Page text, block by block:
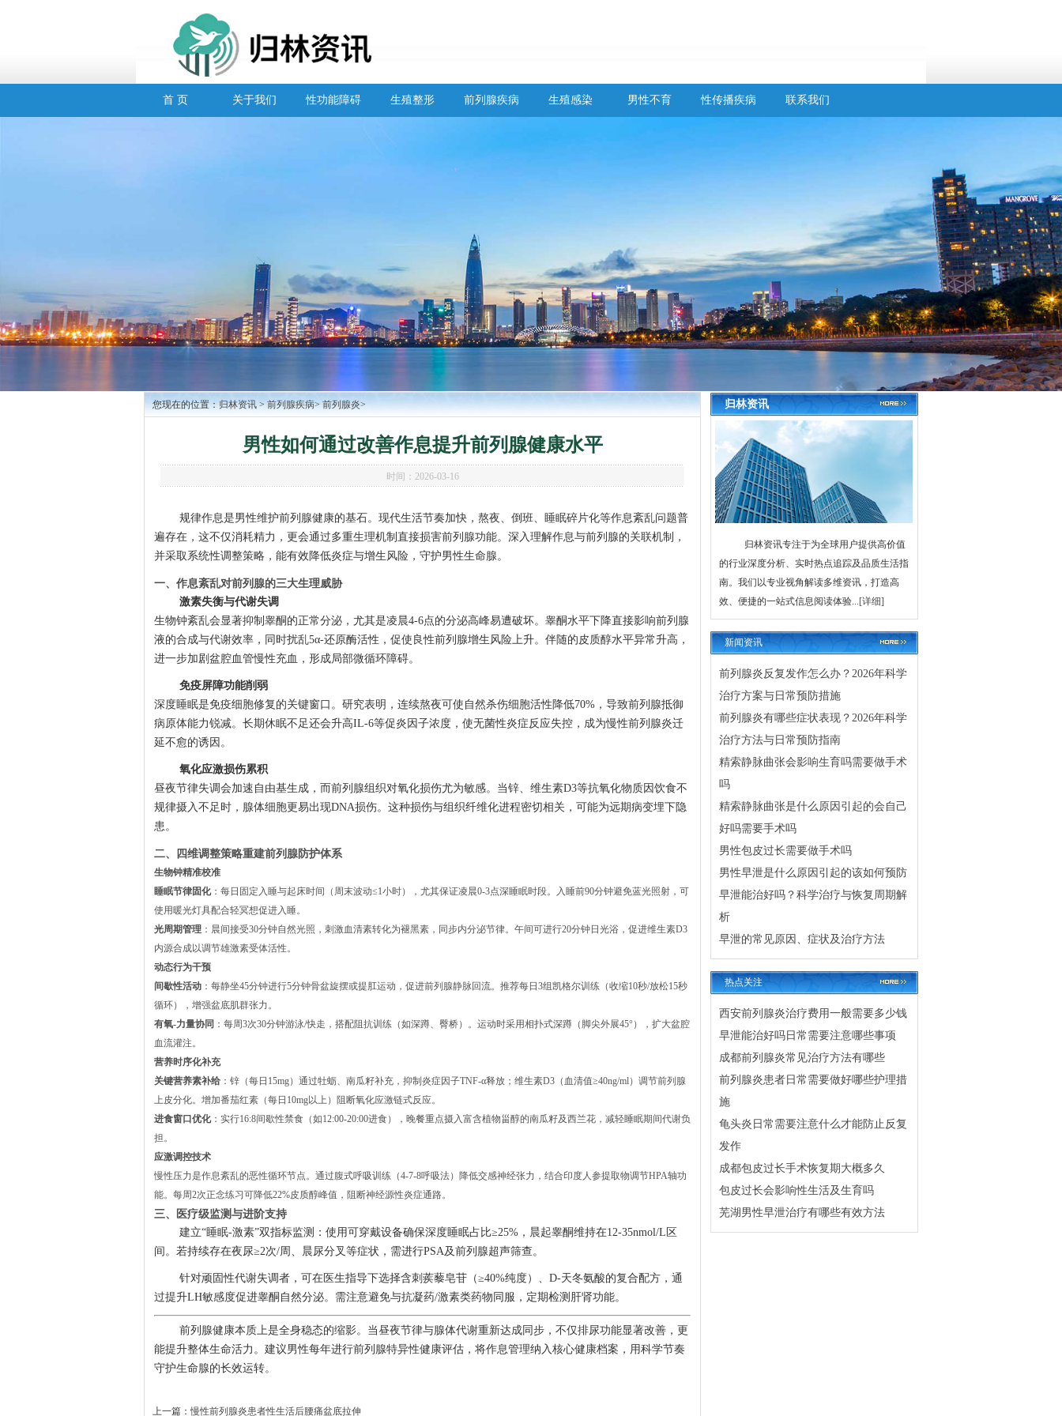
首 页 关于我们 性功能障碍 生殖整形 前列腺疾病 生殖感染 男性不育 性传播疾病 联系我们
您现在的位置： 归林资讯>前列腺疾病>前列腺炎>
男性如何通过改善作息提升前列腺健康水平
时间：2026-03-16
规律作息是男性维护前列腺健康的基石。现代生活节奏加快，熬夜、倒班、睡眠碎片化等作息紊乱问题普
遍存在，这不仅消耗精力，更会通过多重生理机制直接损害前列腺功能。深入理解作息与前列腺的关联机制，
并采取系统性调整策略，能有效降低炎症与增生风险，守护男性生命腺。
一、作息紊乱对前列腺的三大生理威胁
激素失衡与代谢失调
生物钟紊乱会显著抑制睾酮的正常分泌，尤其是凌晨4-6点的分泌高峰易遭破坏。睾酮水平下降直接影响前列腺
液的合成与代谢效率，同时扰乱5α-还原酶活性，促使良性前列腺增生风险上升。伴随的皮质醇水平异常升高，
进一步加剧盆腔血管慢性充血，形成局部微循环障碍。
免疫屏障功能削弱
深度睡眠是免疫细胞修复的关键窗口。研究表明，连续熬夜可使自然杀伤细胞活性降低70%，导致前列腺抵御
病原体能力锐减。长期休眠不足还会升高IL-6等促炎因子浓度，使无菌性炎症反应失控，成为慢性前列腺炎迁
延不愈的诱因。
氧化应激损伤累积
昼夜节律失调会加速自由基生成，而前列腺组织对氧化损伤尤为敏感。当锌、维生素D3等抗氧化物质因饮食不
规律摄入不足时，腺体细胞更易出现DNA损伤。这种损伤与组织纤维化进程密切相关，可能为远期病变埋下隐
患。
二、四维调整策略重建前列腺防护体系
生物钟精准校准
睡眠节律固化：每日固定入睡与起床时间（周末波动≤1小时），尤其保证凌晨0-3点深睡眠时段。入睡前90分钟避免蓝光照射，可
使用暖光灯具配合轻冥想促进入睡。
光周期管理 ：晨间接受30分钟自然光照，刺激血清素转化为褪黑素，同步内分泌节律。午间可进行20分钟日光浴，促进维生素D3
内源合成以调节雄激素受体活性。
动态行为干预
间歇性活动 ：每静坐45分钟进行5分钟骨盆旋摆或提肛运动，促进前列腺静脉回流。推荐每日3组凯格尔训练（收缩10秒/放松15秒
循环），增强盆底肌群张力。
有氧-力量协同 ：每周3次30分钟游泳/快走，搭配阻抗训练（如深蹲、臀桥）。运动时采用相扑式深蹲（脚尖外展45°），扩大盆腔
血流灌注。
营养时序化补充
关键营养素补给 ：锌（每日15mg）通过牡蛎、南瓜籽补充，抑制炎症因子TNF-α释放；维生素D3（血清值≥40ng/ml）调节前列腺
上皮分化。增加番茄红素（每日10mg以上）阻断氧化应激链式反应。
进食窗口优化：实行16:8间歇性禁食（如12:00-20:00进食），晚餐重点摄入富含植物甾醇的南瓜籽及西兰花，减轻睡眠期间代谢负
担。
应激调控技术
慢性压力是作息紊乱的恶性循环节点。通过腹式呼吸训练（4-7-8呼吸法）降低交感神经张力，结合印度人参提取物调节HPA轴功
能。每周2次正念练习可降低22%皮质醇峰值，阻断神经源性炎症通路。
三、医疗级监测与进阶支持
建立“睡眠-激素”双指标监测：使用可穿戴设备确保深度睡眠占比≥25%，晨起睾酮维持在12-35nmol/L区
间。若持续存在夜尿≥2次/周、晨尿分叉等症状，需进行PSA及前列腺超声筛查。
针对顽固性代谢失调者，可在医生指导下选择含刺蒺藜皂苷（≥40%纯度）、D-天冬氨酸的复合配方，通
过提升LH敏感度促进睾酮自然分泌。需注意避免与抗凝药/激素类药物同服，定期检测肝肾功能。
前列腺健康本质上是全身稳态的缩影。当昼夜节律与腺体代谢重新达成同步，不仅排尿功能显著改善，更
能提升整体生命活力。建议男性每年进行前列腺特异性健康评估，将作息管理纳入核心健康档案，用科学节奏
守护生命腺的长效运转。
上一篇：慢性前列腺炎患者性生活后腰痛盆底拉伸
归林资讯
归林资讯专注于为全球用户提供高价值
的行业深度分析、实时热点追踪及品质生活指
南。我们以专业视角解读多维资讯，打造高
效、便捷的一站式信息阅读体验... [详细]
新闻资讯
前列腺炎反复发作怎么办？2026年科学
治疗方案与日常预防措施
前列腺炎有哪些症状表现？2026年科学
治疗方法与日常预防指南
精索静脉曲张会影响生育吗需要做手术
吗
精索静脉曲张是什么原因引起的会自己
好吗需要手术吗
男性包皮过长需要做手术吗
男性早泄是什么原因引起的该如何预防
早泄能治好吗？科学治疗与恢复周期解
析
早泄的常见原因、症状及治疗方法
热点关注
西安前列腺炎治疗费用一般需要多少钱
早泄能治好吗日常需要注意哪些事项
成都前列腺炎常见治疗方法有哪些
前列腺炎患者日常需要做好哪些护理措
施
龟头炎日常需要注意什么才能防止反复
发作
成都包皮过长手术恢复期大概多久
包皮过长会影响性生活及生育吗
芜湖男性早泄治疗有哪些有效方法